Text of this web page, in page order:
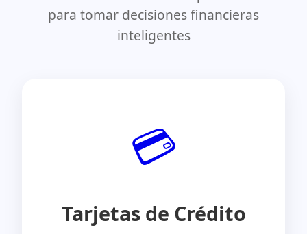
para tomar decisiones financieras
inteligentes
💳
Tarjetas de Crédito